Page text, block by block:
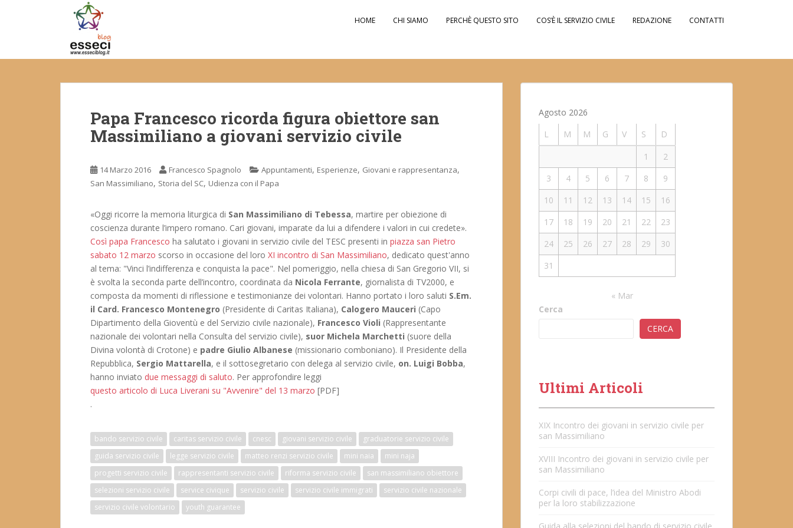
t
HOME CHI SIAMO PERCHÈ QUESTO SITO COS’È IL SERVIZIO CIVILE REDAZIONE CONTATTI
Papa Francesco ricorda figura obiettore san
Massimiliano a giovani servizio civile
14 Marzo 2016 Francesco Spagnolo Appuntamenti, Esperienze, Giovani e rappresentanza,
San Massimiliano, Storia del SC, Udienza con il Papa
«Oggi ricorre la memoria liturgica di San Massimiliano di Tebessa, martire per obiezione di
coscienza durante l’impero romano. Cari giovani, imparate da lui a difendere i valori in cui credete».
Così papa Francesco ha salutato i giovani in servizio civile del TESC presenti in piazza san Pietro
sabato 12 marzo scorso in occasione del loro XI incontro di San Massimiliano, dedicato quest'anno
al tema: "Vinci l’indifferenza e conquista la pace". Nel pomeriggio, nella chiesa di San Gregorio VII, si
è svolta la seconda parte dell’incontro, coordinata da Nicola Ferrante, giornalista di TV2000, e
composta da momenti di riflessione e testimonianze dei volontari. Hanno portato i loro saluti S.Em.
il Card. Francesco Montenegro (Presidente di Caritas Italiana), Calogero Mauceri (Capo
Dipartimento della Gioventù e del Servizio civile nazionale), Francesco Violi (Rappresentante
nazionale dei volontari nella Consulta del servizio civile), suor Michela Marchetti (suore della
Divina volontà di Crotone) e padre Giulio Albanese (missionario comboniano). Il Presidente della
Repubblica, Sergio Mattarella, e il sottosegretario con delega al servizio civile, on. Luigi Bobba,
hanno inviato due messaggi di saluto. Per approfondire leggi
questo articolo di Luca Liverani su "Avvenire" del 13 marzo [PDF]
.
bando servizio civile caritas servizio civile cnesc giovani servizio civile
graduatorie servizio civile
guida servizio civile
legge servizio civile matteo renzi servizio civile mini naia
mini naja
progetti servizio civile
rappresentanti servizio civile riforma servizio civile
san massimiliano obiettore
selezioni servizio civile
service civique servizio civile servizio civile immigrati
servizio civile nazionale
servizio civile volontario
youth guarantee
Agosto 2026
L
M M G V S
D
1
2
3
4 5 6 7 8
9
10
11 12 13 14 15
16
17
18 19 20 21 22
23
24
25 26 27 28 29
30
31
« Mar
Cerca
CERCA
Ultimi Articoli
XIX Incontro dei giovani in servizio civile per
san Massimiliano
XVIII Incontro dei giovani in servizio civile per
san Massimiliano
Corpi civili di pace, l’idea del Ministro Abodi
per la loro stabilizzazione